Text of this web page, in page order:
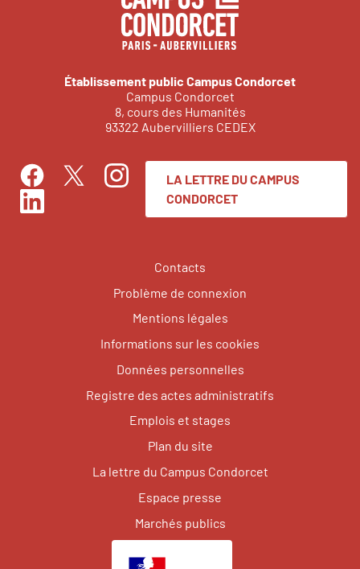
Établissement public Campus Condorcet
Campus Condorcet
8, cours des Humanités
93322 Aubervilliers CEDEX
FacebookTwitterInstagram
LinkedIn
LA LETTRE DU CAMPUS
CONDORCET
Contacts
Problème de connexion
Mentions légales
Informations sur les cookies
Données personnelles
Registre des actes administratifs
Emplois et stages
Plan du site
La lettre du Campus Condorcet
Espace presse
Marchés publics